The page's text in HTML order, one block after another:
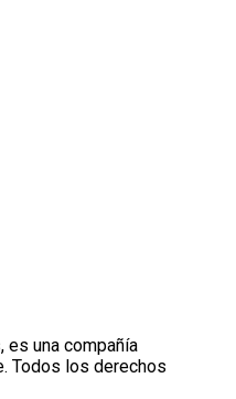
es una compañía
Todos los derechos